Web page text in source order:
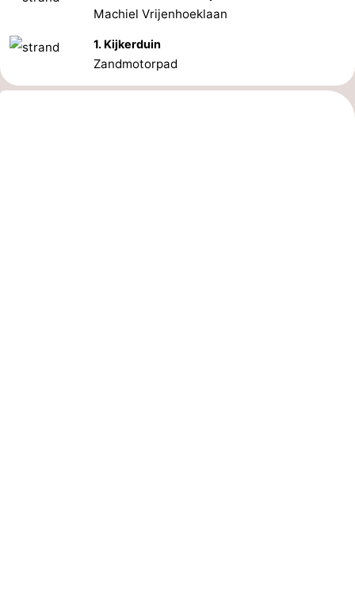
Machiel Vrijenhoeklaan
1. Kijkerduin
Zandmotorpad